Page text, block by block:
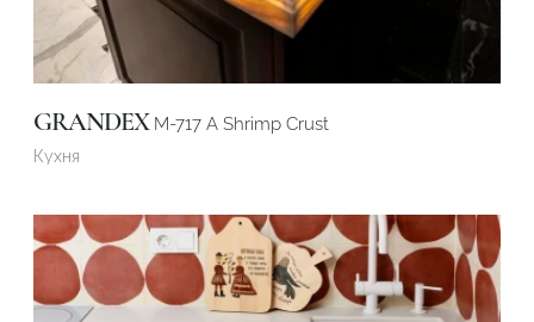
GRANDEX M-717 A Shrimp Crust
Кухня
Подтвердите, что вы не робот